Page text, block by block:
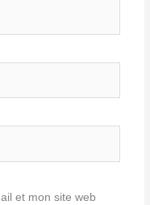
et mon site web